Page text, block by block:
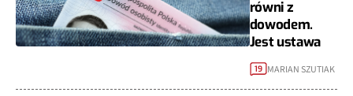
równi z
dowodem.
Jest ustawa
19 MARIAN SZUTIAK